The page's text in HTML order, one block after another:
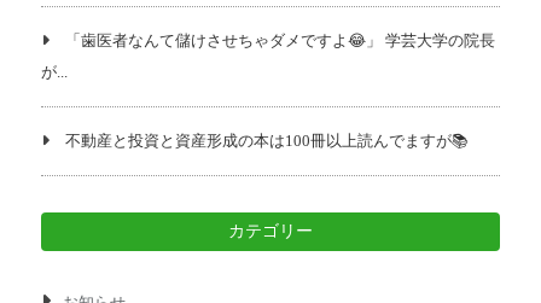
「歯医者なんて儲けさせちゃダメですよ😂」 学芸大学の院長
が...
不動産と投資と資産形成の本は100冊以上読んでますが📚️
カテゴリー